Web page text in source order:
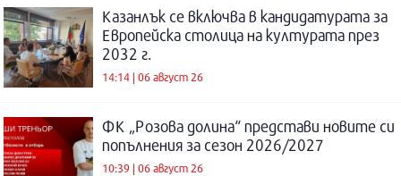
Казанлък се включва в кандидатурата за
Европейска столица на културата през
2032 г.
14:14 | 06 август 26
ФК „Розова долина“ представи новите си
попълнения за сезон 2026/2027
10:39 | 06 август 26